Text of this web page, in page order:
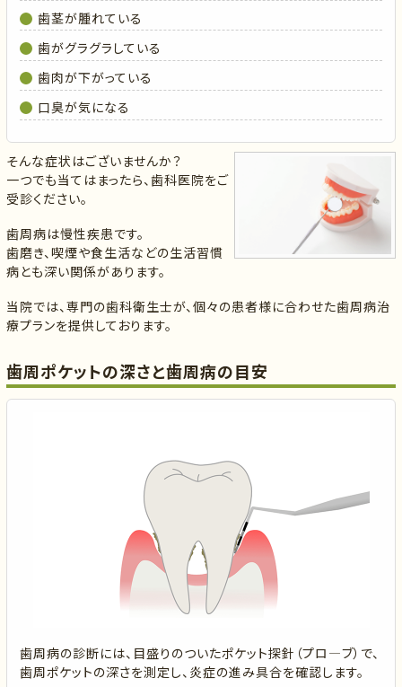
歯茎が腫れている
歯がグラグラしている
歯肉が下がっている
口臭が気になる
そんな症状はございませんか？
一つでも当てはまったら、歯科医院をご
受診ください。
歯周病は慢性疾患です。
歯磨き、喫煙や食生活などの生活習慣
病とも深い関係があります。
当院では、専門の歯科衛生士が、個々の患者様に合わせた歯周病治
療プランを提供しております。
歯周ポケットの深さと歯周病の目安
歯周病の診断には、目盛りのついたポケット探針（プロ―ブ）で、
歯周ポケットの深さを測定し、炎症の進み具合を確認します。